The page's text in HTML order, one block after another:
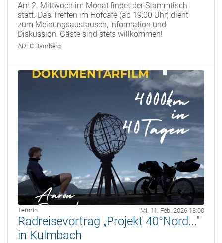
Am 2. Mittwoch im Monat findet der Stammtisch
statt. Das Treffen im Hofcafé (ab 19:00 Uhr) dient
zum Meinungsaustausch, Information und
Diskussion. Gäste sind stets willkommen!
ADFC Bamberg
Termin Mi. 11. Feb. 2026 18:00
Radreisevortrag „Projekt 40°Nord..."
in Kulmbach